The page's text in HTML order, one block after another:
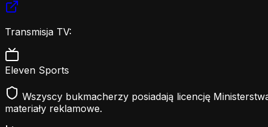
Transmisja TV:
Eleven Sports
Wszyscy bukmacherzy posiadają licencję
materiały reklamowe.